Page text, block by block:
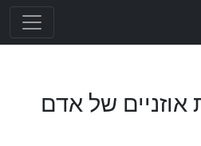
של אדם